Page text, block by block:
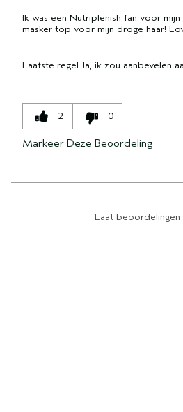
Ik was een Nutriplenish fan voor
masker top voor mijn droge haar!
Laatste regel Ja, ik zou aanbevelen
2 0
Markeer Deze Beoordeling
Laat beoordelingen